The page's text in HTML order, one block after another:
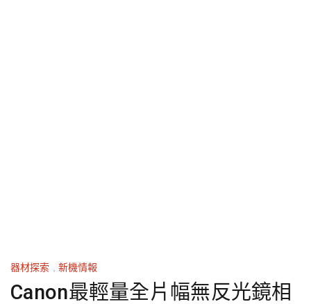
器材探索 新機情報
Canon最輕量全片幅無反光鏡相